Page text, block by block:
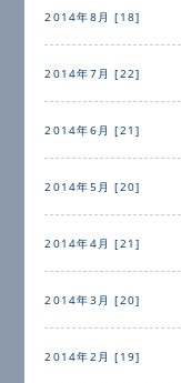
2014年8月 [18]
2014年7月 [22]
2014年6月 [21]
2014年5月 [20]
2014年4月 [21]
2014年3月 [20]
2014年2月 [19]